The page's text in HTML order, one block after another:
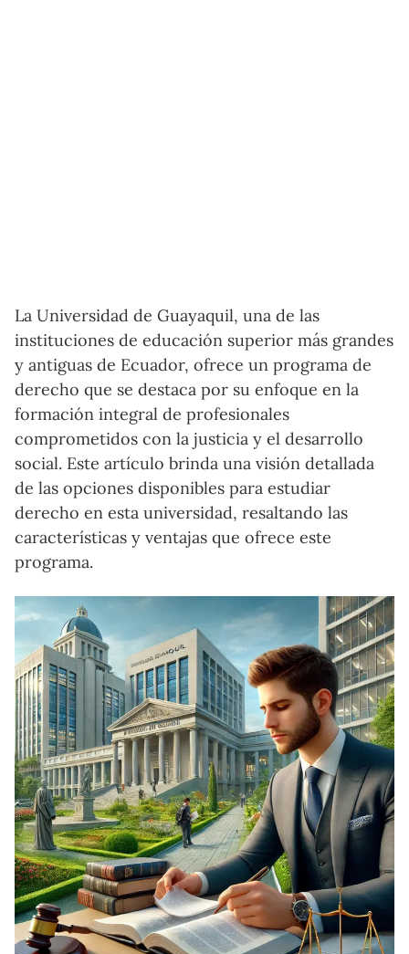
La Universidad de Guayaquil, una de las
instituciones de educación superior más grandes
y antiguas de Ecuador, ofrece un programa de
derecho que se destaca por su enfoque en la
formación integral de profesionales
comprometidos con la justicia y el desarrollo
social. Este artículo brinda una visión detallada
de las opciones disponibles para estudiar
derecho en esta universidad, resaltando las
características y ventajas que ofrece este
programa.